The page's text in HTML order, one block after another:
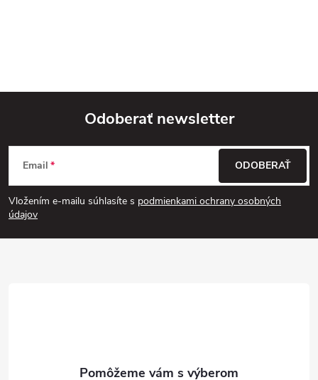
Z
á
p
Odoberať newsletter
Email
Vložením e-mailu súhlasíte s podmienkami ochrany osobných
údajov
ODOBERAŤ